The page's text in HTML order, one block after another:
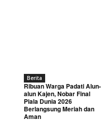
Berita
Ribuan Warga Padati Alun-
alun Kajen, Nobar Final
Piala Dunia 2026
Berlangsung Meriah dan
Aman